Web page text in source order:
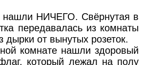
НИЧЕГО. Свёрнутая в
передавалась из комнаты
дырки от вынутых розеток.
комнате нашли здоровый
который лежал на полу